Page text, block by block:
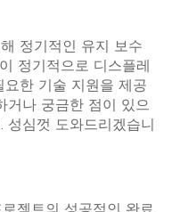
정기적인 유지 보수
정기적으로 디스플레
한 기술 지원을 제공
거나 궁금한 점이 있으
성심껏 도와드리겠습니
젝트의 성공적인 완료